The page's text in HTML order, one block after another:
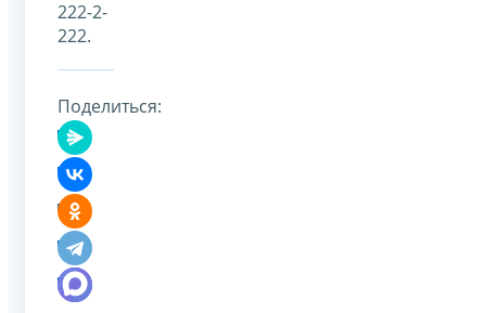
222-2-
222.
Поделиться: